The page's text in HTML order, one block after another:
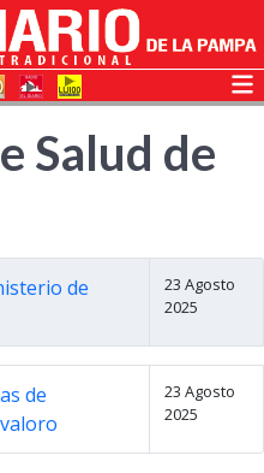
Salud de
de
23 Agosto
2025
de
23 Agosto
2025